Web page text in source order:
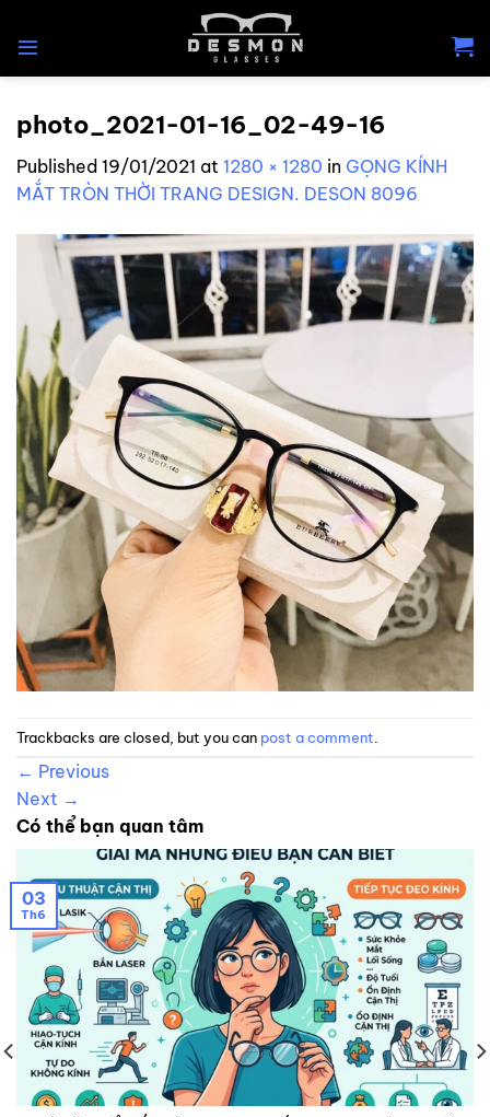
photo_2021-01-16_02-49-16
Published 19/01/2021 at 1280 × 1280 in GỌNG KÍNH
MẮT TRÒN THỜI TRANG DESIGN. DESON 8096
Trackbacks are closed, but you can post a comment
← Previous
Next →
Có thể bạn quan tâm
03
Th6